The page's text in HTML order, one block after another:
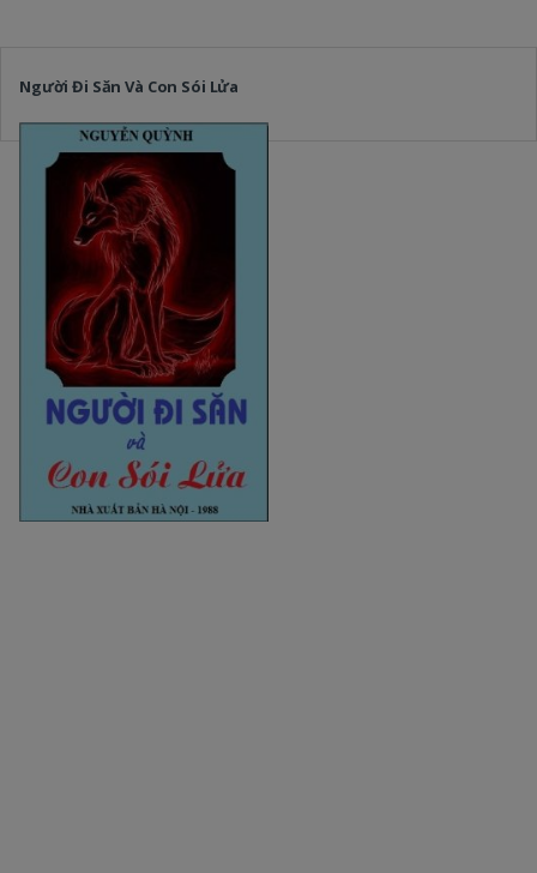
Người Đi Săn Và Con Sói Lửa